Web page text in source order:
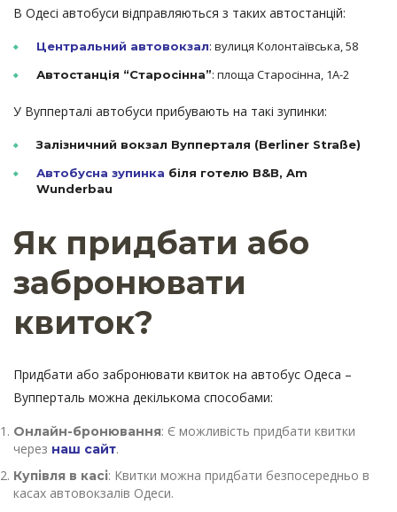
В Одесі автобуси відправляються з таких автостанцій:
Центральний автовокзал: вулиця Колонтаївська, 58
Автостанція “Старосінна”: площа Старосінна, 1А-2
У Вупперталі автобуси прибувають на такі зупинки:
Залізничний вокзал Вупперталя (Berliner Straße)
Автобусна зупинка біля готелю B&B, Am
Wunderbau
Як придбати або
забронювати
квиток?
Придбати або забронювати квиток на автобус Одеса –
Вупперталь можна декількома способами:
Онлайн-бронювання: Є можливість придбати квитки
через наш сайт.
Купівля в касі: Квитки можна придбати безпосередньо в
касах автовокзалів Одеси.